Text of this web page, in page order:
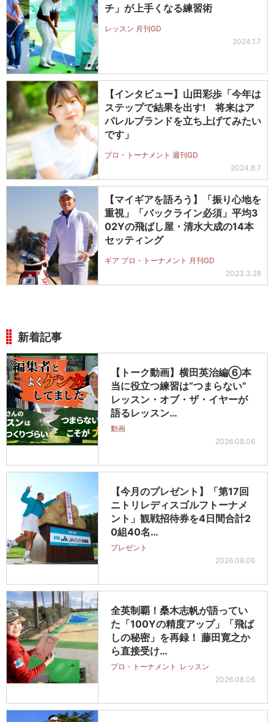
チ」が上手くなる練習術
レッスン 月刊GD
2024.1.7
【インタビュー】山田彩歩「今年は
ステップで結果を出す! 将来はア
パレルブランドを立ち上げてみたい
です」
プロ・トーナメント 週刊GD
2024.8.7
【マイギアを語ろう】「振り心地を
重視」「バックライン必須」平均3
02Yの飛ばし屋・清水大成の14本
セッティング
ギア プロ・トーナメント 月刊GD
2023.3.28
新着記事
【トーク動画】横田英治編⑥本
当に役立つ練習は“つまらない”
レッスン・オブ・ザ・イヤーが
語るレッスン…
動画
2026.08.06
【今月のプレゼント】「第17回
ニトリレディスゴルフトーナメ
ント」観戦招待券を4日間合計2
0組40名…
プレゼント
2026.08.06
全英制覇！桑木志帆が語ってい
た「100Yの精度アップ」「飛ば
しの秘密」を再録！ 藤田寛之か
ら直接受け…
プロ・トーナメント レッスン
2026.08.06